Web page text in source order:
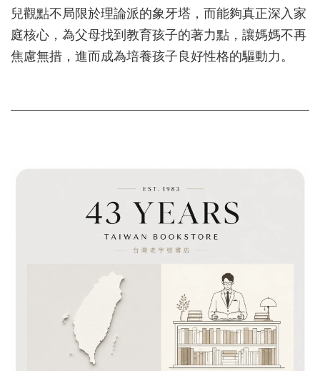
兒觀點不局限於理論派的象牙塔，而能夠真正深入家
庭核心，為父母找到教育孩子的著力點，讓媽媽不再
焦慮無措，進而成為培養孩子良好性格的驅動力。